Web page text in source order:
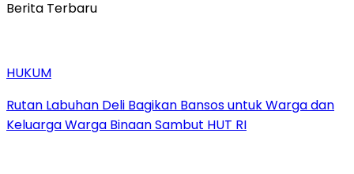
Berita Terbaru
HUKUM
Rutan Labuhan Deli Bagikan Bansos untuk Warga dan
Keluarga Warga Binaan Sambut HUT RI